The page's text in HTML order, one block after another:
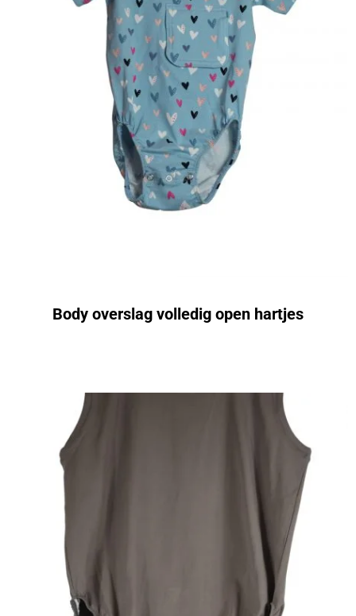
Body overslag volledig open hartjes